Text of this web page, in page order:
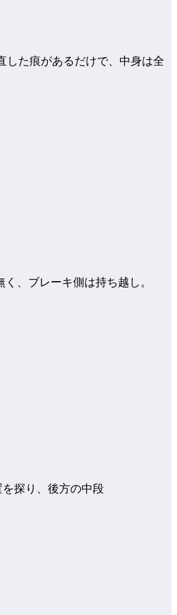
した痕があるだけで、中身は全
、ブレーキ側は持ち越し。
探り、後方の中段